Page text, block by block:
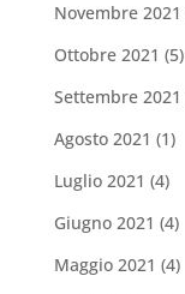
Novembre 2021
Ottobre 2021 (5)
Settembre 2021
Agosto 2021 (1)
Luglio 2021 (4)
Giugno 2021 (4)
Maggio 2021 (4)